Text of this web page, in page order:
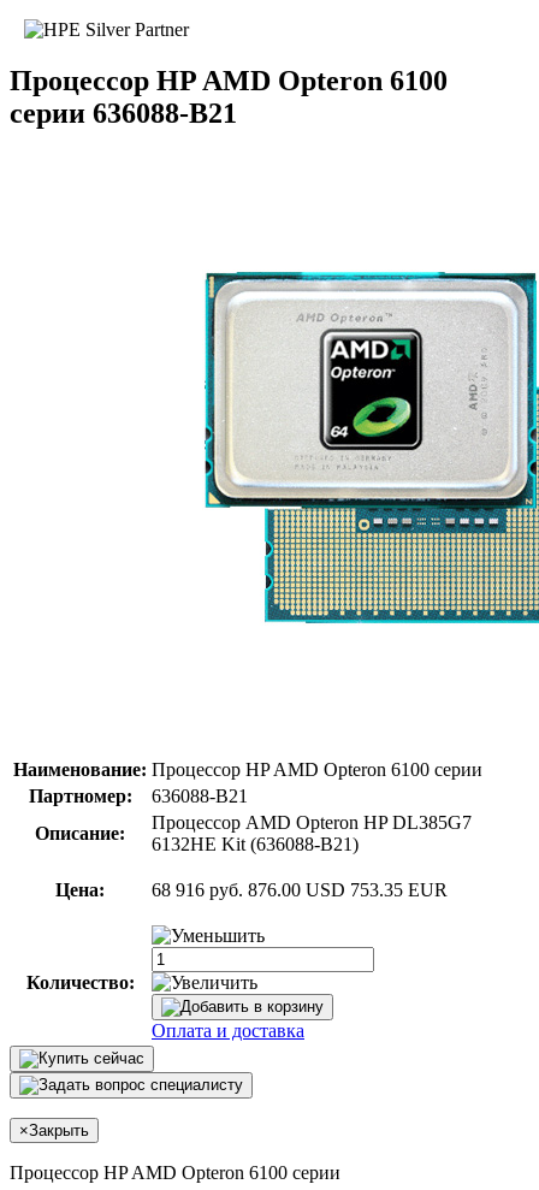
Процессор HP AMD Opteron 6100
серии 636088-B21
Наименование: Процессор HP AMD Opteron 6100 серии
Партномер:
636088-B21
Описание:
Процессор AMD Opteron HP DL385G7
6132HE Kit (636088-B21)
Цена: 68 916 руб. 876.00 USD 753.35 EUR
Количество:
Оплата и доставка
×Закрыть
Процессор HP AMD Opteron 6100 серии